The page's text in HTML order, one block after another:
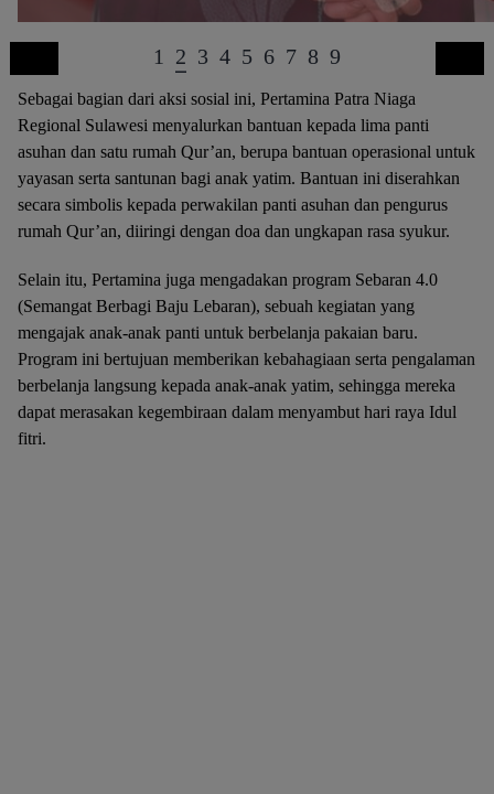
1 2 3 4 5 6 7 8 9
Sebagai bagian dari aksi sosial ini, Pertamina Patra Niaga
Regional Sulawesi menyalurkan bantuan kepada lima panti
asuhan dan satu rumah Qur’an, berupa bantuan operasional untuk
yayasan serta santunan bagi anak yatim. Bantuan ini diserahkan
secara simbolis kepada perwakilan panti asuhan dan pengurus
rumah Qur’an, diiringi dengan doa dan ungkapan rasa syukur.
Selain itu, Pertamina juga mengadakan program Sebaran 4.0
(Semangat Berbagi Baju Lebaran), sebuah kegiatan yang
mengajak anak-anak panti untuk berbelanja pakaian baru.
Program ini bertujuan memberikan kebahagiaan serta pengalaman
berbelanja langsung kepada anak-anak yatim, sehingga mereka
dapat merasakan kegembiraan dalam menyambut hari raya Idul
fitri.